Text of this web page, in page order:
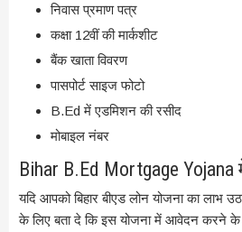
निवास प्रमाण पत्र
कक्षा 12वीं की मार्कशीट
बैंक खाता विवरण
पासपोर्ट साइज फोटो
B.Ed में एडमिशन की रसीद
मोबाइल नंबर
Bihar B.Ed Mortgage
यदि आपको बिहार बीएड लोन योजना का लाभ
के लिए बता दे कि इस योजना में आवेदन करने